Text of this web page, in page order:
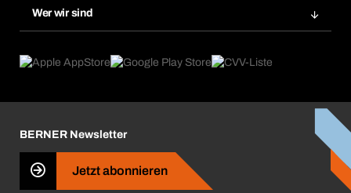
Dauerauftrag
Gefahrenstoffdatenbank
eProcurement
Produktfinder
Wer wir sind
Was uns antreibt
Business Conduct
BERNER Newsletter
Jetzt abonnieren